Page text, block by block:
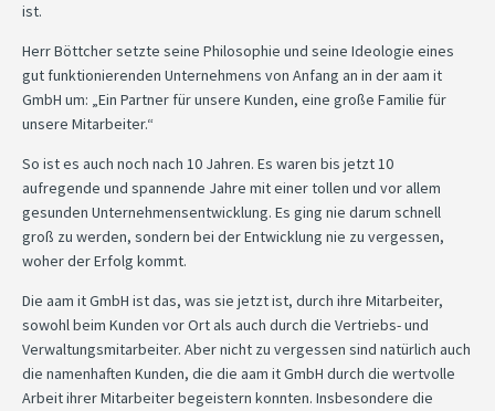
ist.
Herr Böttcher setzte seine Philosophie und seine Ideologie eines
gut funktionierenden Unternehmens von Anfang an in der aam it
GmbH um: „Ein Partner für unsere Kunden, eine große Familie für
unsere Mitarbeiter.“
So ist es auch noch nach 10 Jahren. Es waren bis jetzt 10
aufregende und spannende Jahre mit einer tollen und vor allem
gesunden Unternehmensentwicklung. Es ging nie darum schnell
groß zu werden, sondern bei der Entwicklung nie zu vergessen,
woher der Erfolg kommt.
Die aam it GmbH ist das, was sie jetzt ist, durch ihre Mitarbeiter,
sowohl beim Kunden vor Ort als auch durch die Vertriebs- und
Verwaltungsmitarbeiter. Aber nicht zu vergessen sind natürlich auch
die namenhaften Kunden, die die aam it GmbH durch die wertvolle
Arbeit ihrer Mitarbeiter begeistern konnten. Insbesondere die